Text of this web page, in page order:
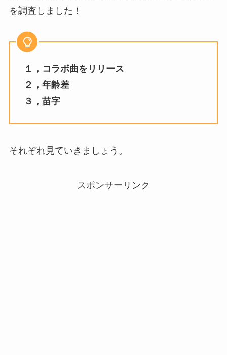
を調査しました！
１，コラボ曲をリリース
２，年齢差
３，苗字
それぞれ見ていきましょう。
スポンサーリンク